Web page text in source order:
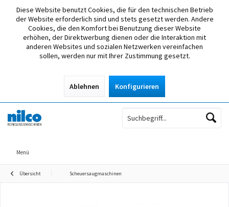
Diese Website benutzt Cookies, die für den technischen Betrieb
der Website erforderlich sind und stets gesetzt werden. Andere
Cookies, die den Komfort bei Benutzung dieser Website
erhöhen, der Direktwerbung dienen oder die Interaktion mit
anderen Websites und sozialen Netzwerken vereinfachen
sollen, werden nur mit Ihrer Zustimmung gesetzt.
Ablehnen Konfigurieren
Menü
Übersicht Scheuersaugmaschinen